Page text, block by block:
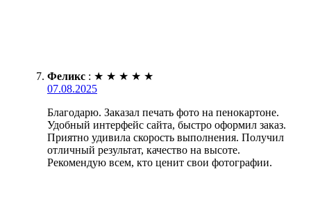
Феликс : ★ ★ ★ ★ ★
07.08.2025
Благодарю. Заказал печать фото на пенокартоне.
Удобный интерфейс сайта, быстро оформил заказ.
Приятно удивила скорость выполнения. Получил
отличный результат, качество на высоте.
Рекомендую всем, кто ценит свои фотографии.